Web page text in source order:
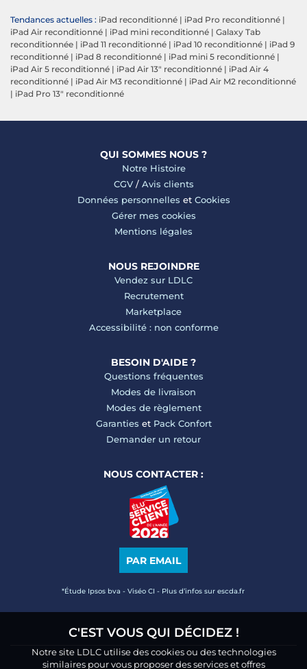
C'EST VOUS QUI DÉCIDEZ !
Notre site LDLC utilise des cookies ou des technologies
similaires pour vous proposer des services et offres
Tendances actuelles : iPad reconditionné | iPad Pro reconditionné |
iPad Air reconditionné | iPad mini reconditionné | Galaxy Tab
reconditionnée | iPad 11 reconditionné | iPad 10 reconditionné | iPad 9
reconditionné | iPad 8 reconditionné | iPad mini 5 reconditionné |
iPad Air 5 reconditionné | iPad Air 13" reconditionné | iPad Air 4
reconditionné | iPad Air M3 reconditionné | iPad Air M2 reconditionné
| iPad Pro 13" reconditionné
QUI SOMMES NOUS ?
Notre Histoire
CGV/ Avis clients
Données personnelles et Cookies
Gérer mes cookies
Mentions légales
NOUS REJOINDRE
Vendez sur LDLC
Recrutement
Marketplace
Accessibilité : non conforme
BESOIN D'AIDE ?
Questions fréquentes
Modes de livraison
Modes de règlement
Garanties et Pack Confort
Demander un retour
NOUS CONTACTER :
PAR EMAIL
*Étude Ipsos bva - Viséo CI - Plus d’infos sur escda.fr